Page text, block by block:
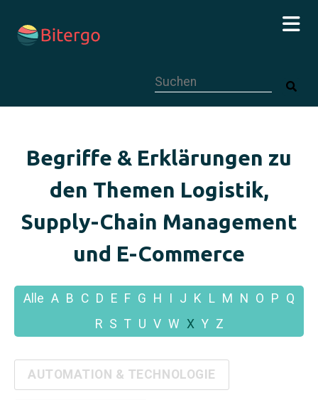
Begriffe & Erklärungen zu
den Themen Logistik,
Supply-Chain Management
und E-Commerce
Alle A B C D E F G H J K L M N O P Q
R S T U V W X Y Z
AUTOMATION & TECHNOLOGIE